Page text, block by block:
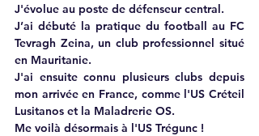
J'évolue au poste de défenseur central.
J’ai débuté la pratique du football au FC
Tevragh Zeina, un club professionnel situé
en Mauritanie.
J'ai ensuite connu plusieurs clubs depuis
mon arrivée en France, comme l'US Créteil
Lusitanos et la Maladrerie OS.
Me voilà désormais à l'US Trégunc !